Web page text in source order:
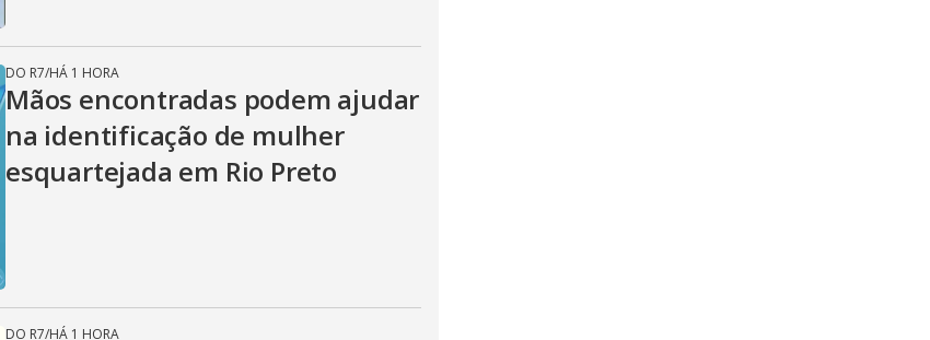
DO R7/HÁ 1 HORA
Mãos encontradas podem ajudar
na identificação de mulher
esquartejada em Rio Preto
DO R7/HÁ 1 HORA